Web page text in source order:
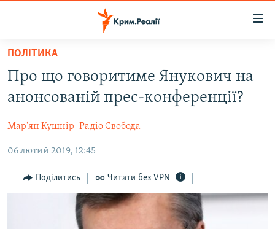
Перейти
основного
матеріалу
до
навігації
Перейти
ВОДА.КРИМ
ПОЛІТИКА
БЛОГИ
ПОГЛЯД
ПОЛІТИКА
Про що говоритиме Янукович на
анонсованій прес-конференції?
Мар'ян Кушнір Радіо Свобода
06 лютий 2019, 12:45
Поділитись Читати без VPN